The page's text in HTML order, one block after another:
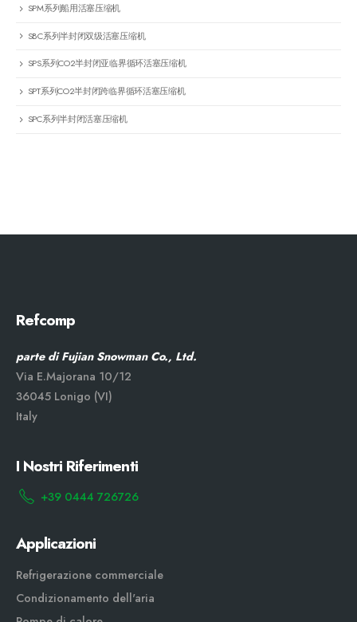
SPM系列船用活塞压缩机
SBC系列半封闭双级活塞压缩机
SPS系列CO2半封闭亚临界循环活塞压缩机
SPT系列CO2半封闭跨临界循环活塞压缩机
SPC系列半封闭活塞压缩机
Refcomp
parte di Fujian Snowman Co., Ltd.
Via E.Majorana 10/12
36045 Lonigo (VI)
Italy
I Nostri Riferimenti
+39 0444 726726
Applicazioni
Refrigerazione commerciale
Condizionamento dell'aria